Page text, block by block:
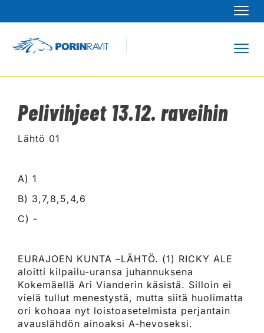
Pelivihjeet 13.12. raveihin
Lähtö 01
A) 1
B) 3,7,8,5,4,6
C) -
EURAJOEN KUNTA –LÄHTÖ. (1) RICKY ALE
aloitti kilpailu-uransa juhannuksena
Kokemäellä Ari Vianderin käsistä. Silloin ei
vielä tullut menestystä, mutta siitä huolimatta
ori kohoaa nyt loistoasetelmista perjantain
avauslähdön ainoaksi A-hevoseksi.